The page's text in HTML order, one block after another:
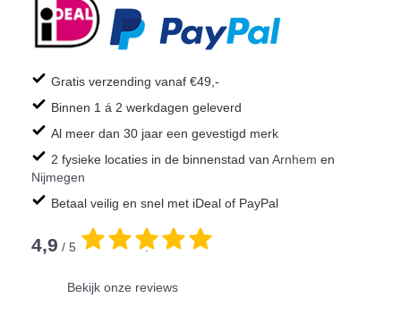
Gratis verzending vanaf €49,-
Binnen 1 á 2 werkdagen geleverd
Al meer dan 30 jaar een gevestigd merk
2 fysieke locaties in de binnenstad van Arnhem en
Nijmegen
Betaal veilig en snel met iDeal of PayPal
4,9 / 5 .
Bekijk onze reviews